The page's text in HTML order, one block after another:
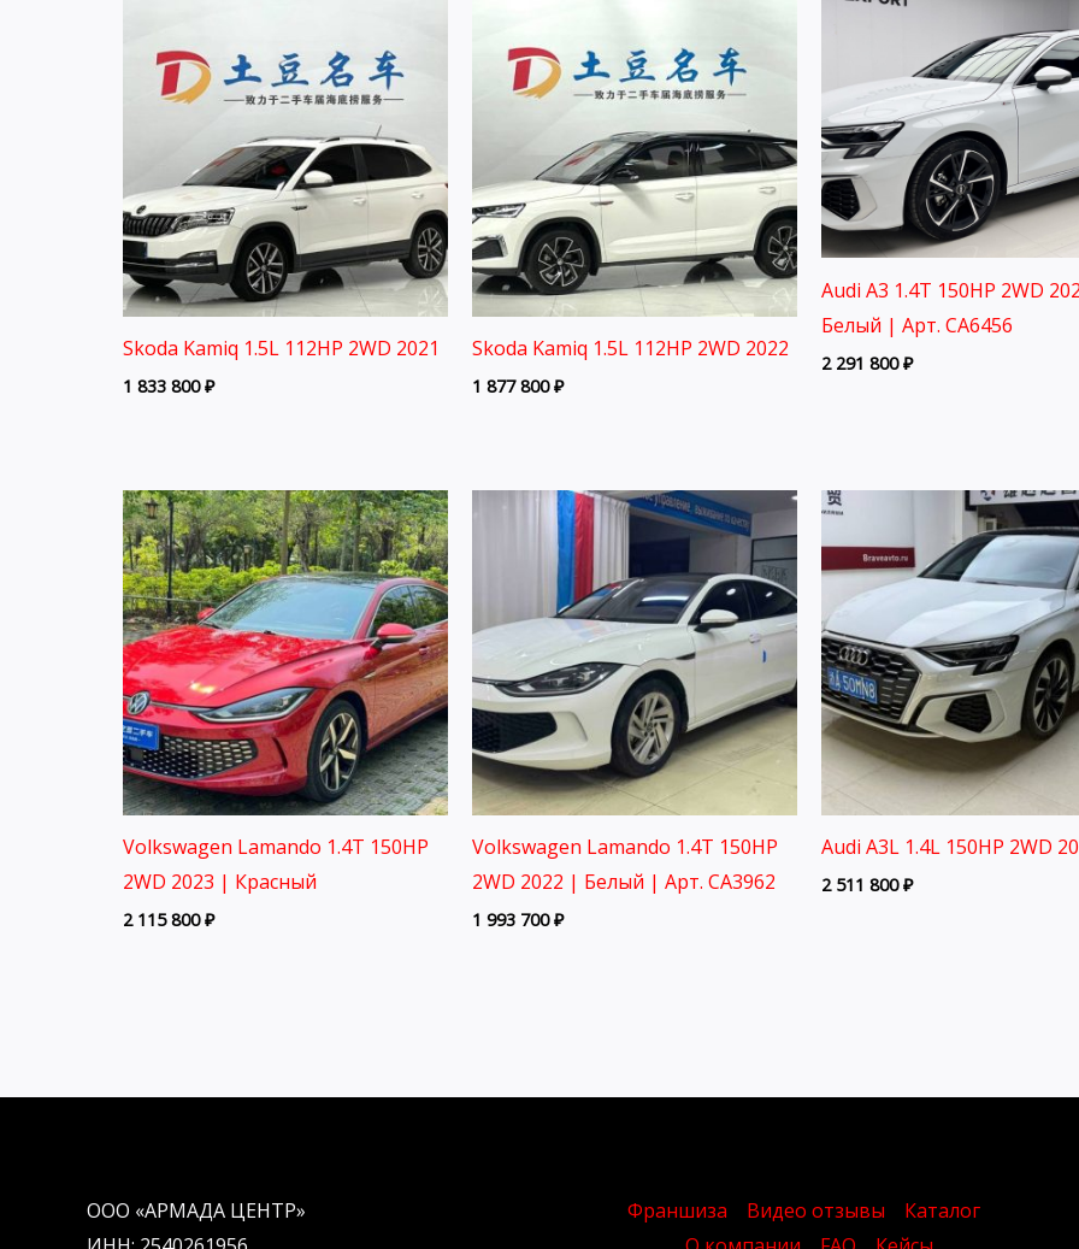
Skoda Kamiq 1.5L 112HP 2WD 2021
1 833 800₽
Skoda Kamiq 1.5L 112HP 2WD 2022
1 877 800₽
Audi A3 1.4T 150HP 2WD
Белый | Арт. CA6456
2 291 800₽
Volkswagen Lamando 1.4T 150HP
2WD 2023 | Красный
2 115 800₽
Volkswagen Lamando 1.4T 150HP
2WD 2022 | Белый | Арт. CA3962
1 993 700₽
Audi A3L 1.4L 150HP 2WD
2 511 800₽
ООО «АРМАДА ЦЕНТР»
Франшиза Видео отзывы
Каталог